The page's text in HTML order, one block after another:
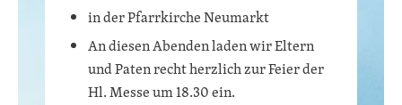
in der Pfarrkirche Neumarkt
An diesen Abenden laden wir Eltern
und Paten recht herzlich zur Feier der
Hl. Messe um 18.30 ein.